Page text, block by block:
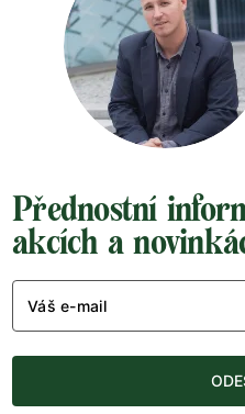
Přednostní
akcích a
Váš e-mail